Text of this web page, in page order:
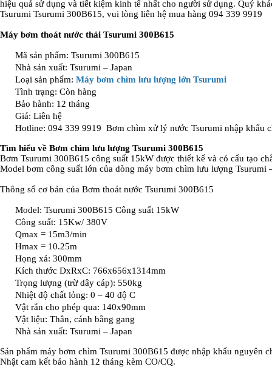
hiệu quả sử dụng và tiết kiệm kinh tế nhất cho người sử dụng. Quý
Tsurumi Tsurumi 300B615, vui lòng liên hệ mua hàng 094 339 9919
Máy bơm thoát nước thải Tsurumi 300B615
Mã sản phẩm: Tsurumi 300B615
Nhà sản xuất: Tsurumi – Japan
Loại sản phẩm: Máy bơm chìm lưu lượng lớn Tsurumi
Tình trạng: Còn hàng
Bảo hành: 12 tháng
Giá: Liên hệ
Hotline: 094 339 9919 Bơm chìm xử lý nước Tsurumi nhập khẩu
Tìm hiểu về Bơm chìm lưu lượng Tsurumi 300B615
Bơm Tsurumi 300B615 công suất 15kW được thiết kế và có cấu tạo
Model bơm công suất lớn của dòng máy bơm chìm lưu lượng Tsurumi
Thông số cơ bản của Bơm thoát nước Tsurumi 300B615
Model: Tsurumi 300B615 Công suất 15kW
Công suất: 15Kw/ 380V
Qmax = 15m3/min
Hmax = 10.25m
Họng xả: 300mm
Kích thước DxRxC: 766x656x1314mm
Trọng lượng (trừ dây cáp): 550kg
Nhiệt độ chất lỏng: 0 – 40 độ C
Vật rắn cho phép qua: 140x90mm
Vật liệu: Thân, cánh bằng gang
Nhà sản xuất: Tsurumi – Japan
Sản phẩm máy bơm chìm Tsurumi 300B615 được nhập khẩu nguyên
Nhật cam kết bảo hành 12 tháng kèm CO/CQ.